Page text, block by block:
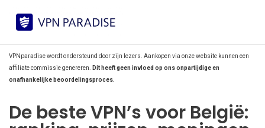
VPNparadise wordt ondersteund door zijn lezers. Aankopen via onze website kunnen een
affiliate commissie genereren.
Dit heeft geen invloed op ons onpartijdige en
onafhankelijke beoordelingsproces.
De beste VPN’s voor België: